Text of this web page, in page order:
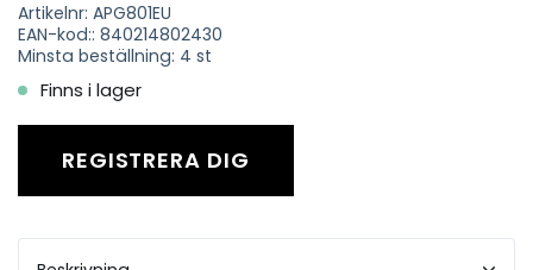
Artikelnr: APG801EU
EAN-kod:: 840214802430
Minsta beställning: 4 st
Finns i lager
REGISTRERA DIG